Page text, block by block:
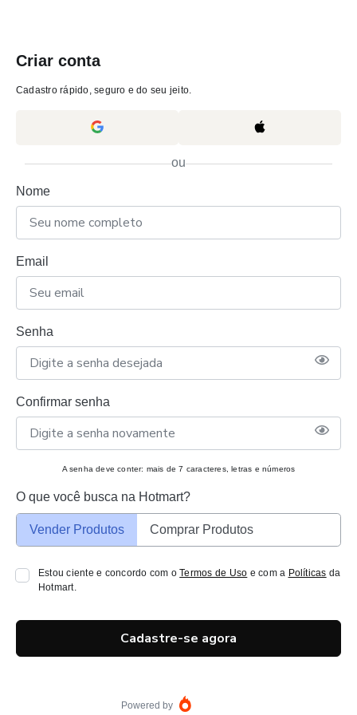
Criar conta
Cadastro rápido, seguro e do seu jeito.
ou
Nome
Email
Senha
Confirmar senha
A senha deve conter: mais de 7 caracteres, letras e números
O que você busca na Hotmart?
Vender Produtos Comprar Produtos
Estou ciente e concordo com oTermos de Uso e com a Políticas da
Hotmart.
Cadastre-se agora
Powered by